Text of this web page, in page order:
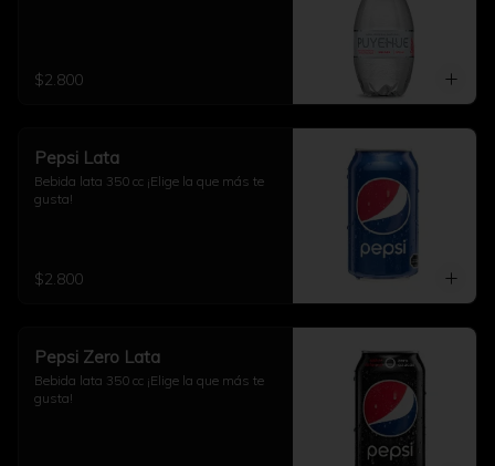
$2.800
Pepsi Lata
Bebida lata 350 cc ¡Elige la que más te
gusta!
$2.800
Pepsi Zero Lata
Bebida lata 350 cc ¡Elige la que más te
gusta!